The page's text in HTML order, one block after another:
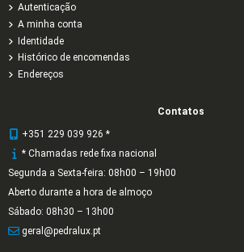
Autenticação
A minha conta
Identidade
Histórico de encomendas
Endereços
Contatos
+351 229 039 926 *
* Chamadas rede fixa nacional
Segunda a Sexta-feira: 08h00 – 19h00
Aberto durante a hora de almoço
Sábado: 08h30 – 13h00
geral@pedralux.pt